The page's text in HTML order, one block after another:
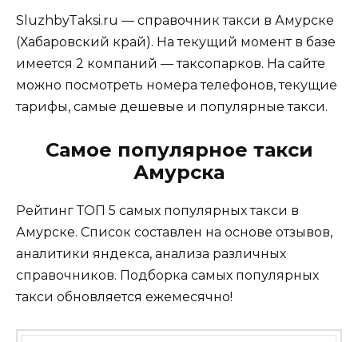
SluzhbyTaksi.ru — справочник такси в Амурске
(Хабаровский край). На текущий момент в базе
имеется 2 компаний — таксопарков. На сайте
можно посмотреть номера телефонов, текущие
тарифы, самые дешевые и популярные такси.
Самое популярное такси
Амурска
Рейтинг ТОП 5 самых популярных такси в
Амурске. Список составлен на основе отзывов,
аналитики яндекса, анализа различных
справочников. Подборка самых популярных
такси обновляется ежемесячно!